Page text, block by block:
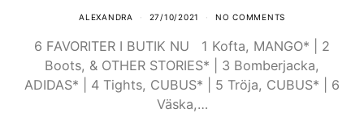
ALEXANDRA 27/10/2021 NO COMMENTS
6 FAVORITER I BUTIK NU 1 Kofta, MANGO* | 2
Boots, & OTHER STORIES* | 3 Bomberjacka,
ADIDAS* | 4 Tights, CUBUS* | 5 Tröja, CUBUS* | 6
Väska,…